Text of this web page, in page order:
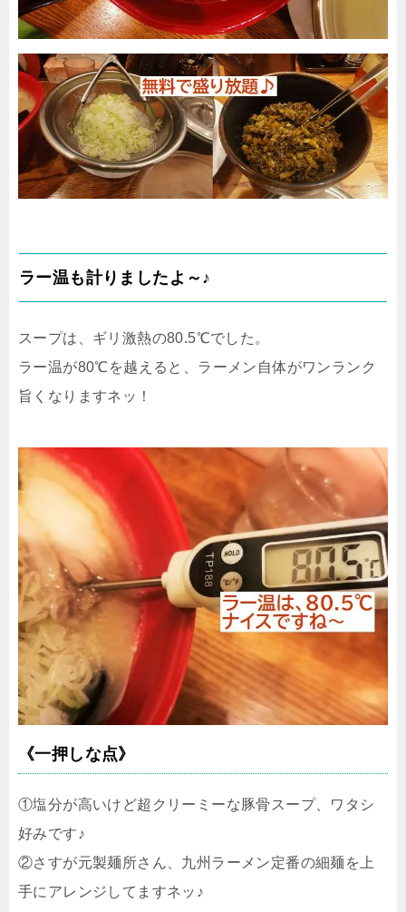
ラー温も計りましたよ～♪
スープは、ギリ激熱の80.5℃でした。
ラー温が80℃を越えると、ラーメン自体がワンランク
旨くなりますネッ！
《一押しな点》
①塩分が高いけど超クリーミーな豚骨スープ、ワタシ
好みです♪
②さすが元製麺所さん、九州ラーメン定番の細麺を上
手にアレンジしてますネッ♪